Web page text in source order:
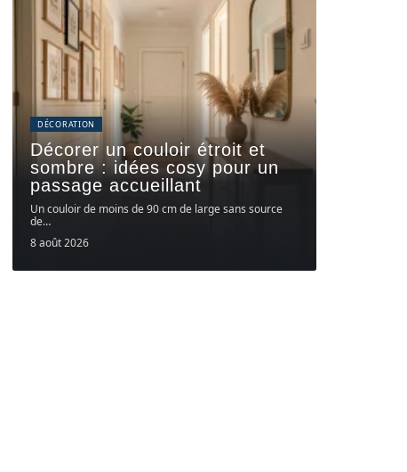
DÉCORATION
Décorer un couloir étroit et
sombre : idées cosy pour un
passage accueillant
Un couloir de moins de 90 cm de large sans source
de…
8 août 2026